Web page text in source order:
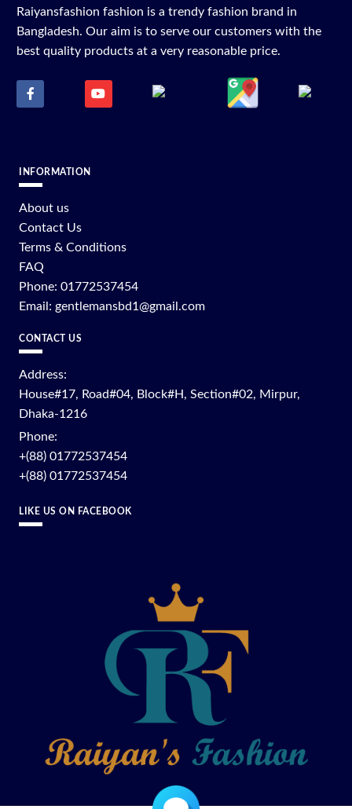
Raiyansfashion fashion is a trendy fashion brand in
Bangladesh. Our aim is to serve our customers with the
best quality products at a very reasonable price.
INFORMATION
About us
Contact Us
Terms & Conditions
FAQ
Phone: 01772537454
Email: gentlemansbd1@gmail.com
CONTACT US
Address:
House#17, Road#04, Block#H, Section#02, Mirpur,
Dhaka-1216
Phone:
+(88) 01772537454
+(88) 01772537454
LIKE US ON FACEBOOK